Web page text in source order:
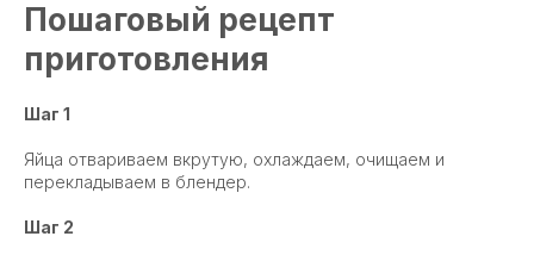
Пошаговый рецепт
приготовления
Шаг 1
Яйца отвариваем вкрутую, охлаждаем, очищаем и
перекладываем в блендер.
Шаг 2